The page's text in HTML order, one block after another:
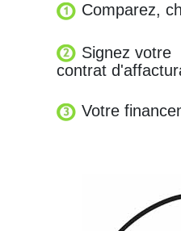
Comparez,
Signez votre
contrat
Votre